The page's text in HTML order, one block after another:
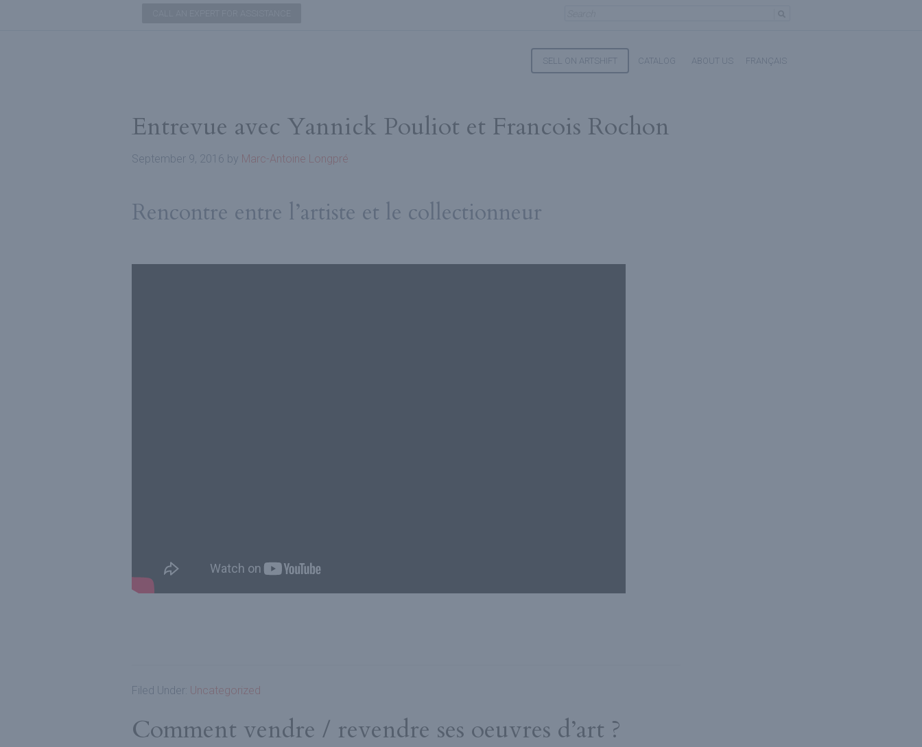
SELL ON ARTSHIFT CATALOG ABOUT US FRANÇAIS
Entrevue avec Yannick Pouliot et Francois Rochon
September 9, 2016 by Marc-Antoine Longpré
Rencontre entre l’artiste et le collectionneur
Filed Under: Uncategorized
Comment vendre / revendre ses oeuvres d’art ?